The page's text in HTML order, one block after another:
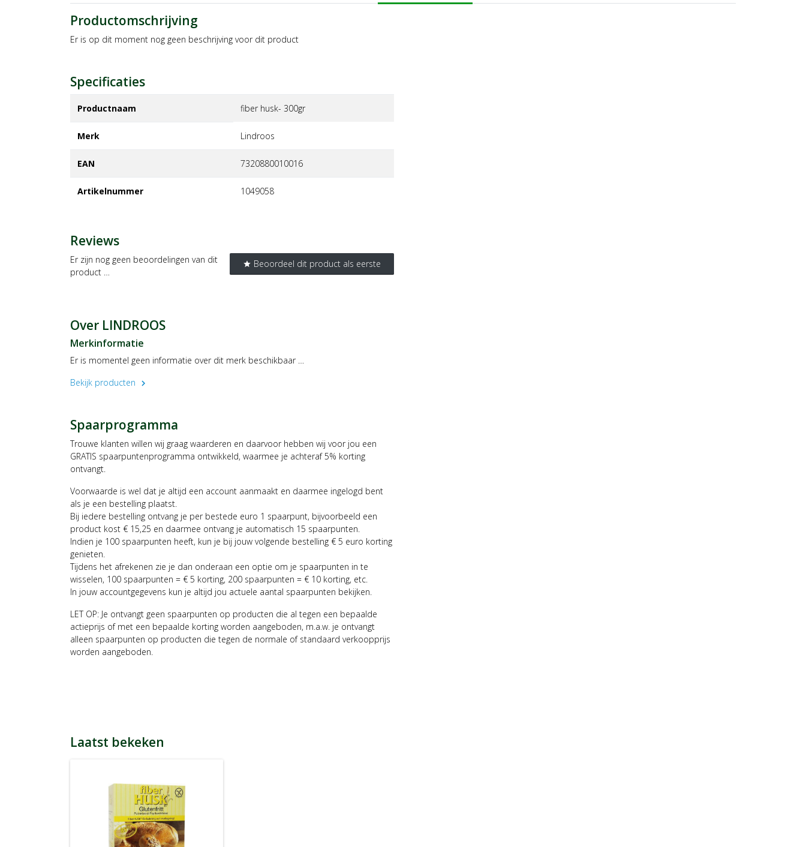
Productomschrijving
Er is op dit moment nog geen beschrijving voor dit product
Specificaties
Productnaam fiber husk- 300gr
Merk lindroos
EAN 7320880010016
Artikelnummer 1049058
Reviews
star Beoordeel dit product als eerste
Er zijn nog geen beoordelingen van dit
product …
Over LINDROOS
Merkinformatie
Er is momentel geen informatie over dit merk beschikbaar …
Bekijk producten
chevron_right
Spaarprogramma
Trouwe klanten willen wij graag waarderen en daarvoor hebben wij voor jou een
GRATIS spaarpuntenprogramma ontwikkeld, waarmee je achteraf 5% korting
ontvangt.
Voorwaarde is wel dat je altijd een account aanmaakt en daarmee ingelogd bent
als je een bestelling plaatst.
Bij iedere bestelling ontvang je per bestede euro 1 spaarpunt, bijvoorbeeld een
product kost € 15,25 en daarmee ontvang je automatisch 15 spaarpunten.
Indien je 100 spaarpunten heeft, kun je bij jouw volgende bestelling € 5 euro korting
genieten.
Tijdens het afrekenen zie je dan onderaan een optie om je spaarpunten in te
wisselen, 100 spaarpunten = € 5 korting, 200 spaarpunten = € 10 korting, etc.
In jouw accountgegevens kun je altijd jou actuele aantal spaarpunten bekijken.
LET OP: Je ontvangt geen spaarpunten op producten die al tegen een bepaalde
actieprijs of met een bepaalde korting worden aangeboden, m.a.w. je ontvangt
alleen spaarpunten op producten die tegen de normale of standaard verkoopprijs
worden aangeboden.
Laatst bekeken